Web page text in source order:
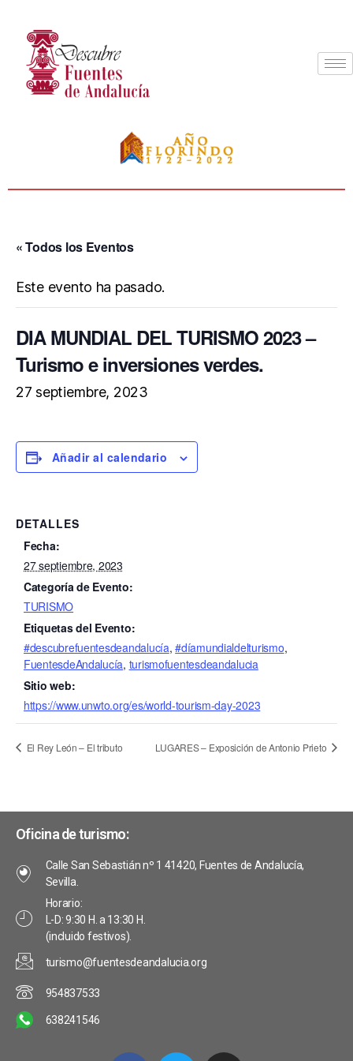
« Todos los Eventos
Este evento ha pasado.
DIA MUNDIAL DEL TURISMO 2023 –
Turismo e inversiones verdes.
27 septiembre, 2023
Añadir al calendario
DETALLES
Fecha:
27 septiembre, 2023
Categoría de Evento:
TURISMO
Etiquetas del Evento:
#descubrefuentesdeandalucía,#díamundialdelturismo,
FuentesdeAndalucía, turismofuentesdeandalucia
Sitio web:
https://www.unwto.org/es/world-tourism-day-2023
El Rey León – El tributo LUGARES – Exposición de Antonio Prieto
Oficina de turismo:
Calle San Sebastián nº 1 41420, Fuentes de Andalucía,
Sevilla.
Horario:
L-D: 9:30 H. a 13:30 H.
(incluido festivos).
turismo@fuentesdeandalucia.org
954837533
638241546